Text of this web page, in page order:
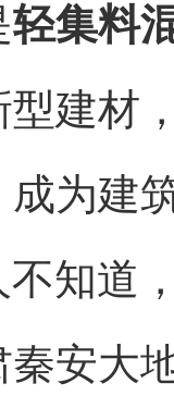
轻集料
建材
为建
不知道
安大